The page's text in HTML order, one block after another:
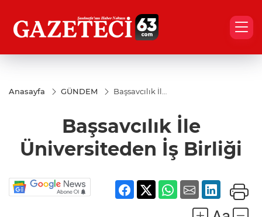
Anasayfa GÜNDEM
Başsavcılık İle
Başsavcılık İle
Üniversiteden İş Birliği